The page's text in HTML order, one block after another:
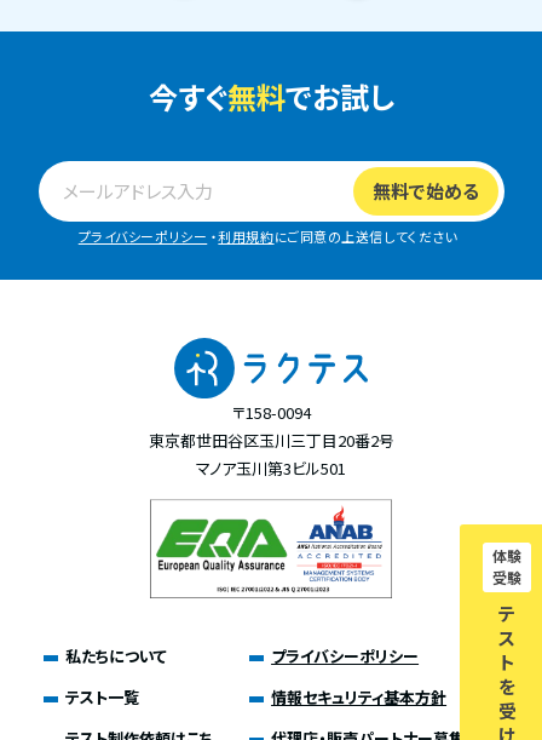
体験
受験
テ
ス
ト
を
受
け
今すぐ無料でお試し
プライバシーポリシー ・利用規約にご同意の上送信してください
〒158-0094
東京都世田谷区玉川三丁目20番2号
マノア玉川第3ビル501
私たちについて
テスト一覧
プライバシーポリシー
情報セキュリティ基本方針